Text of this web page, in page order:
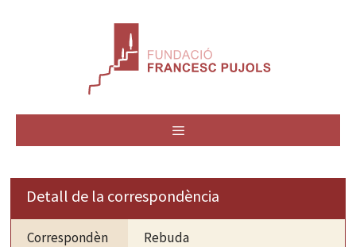
Detall de la correspondència
Correspondèn
Rebuda